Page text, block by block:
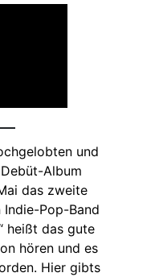
und
Album
das zweite
Pop-Band
heißt das gute
hören und es
Hier gibts